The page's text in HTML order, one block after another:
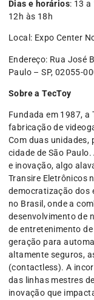
Dias e horários: 13
12h às 18h
Local: Expo Center
Endereço: Rua José
Paulo – SP, 02055-
Sobre a TecToy
Fundada em 1987, a
fabricação de
Com duas unidades,
cidade de São
e inovação, algo
Transire Eletrônicos
democratização dos
no Brasil, onde a
desenvolvimento de
de entretenimento
geração para
altamente seguros,
(contactless). A
das linhas mestres
inovação que